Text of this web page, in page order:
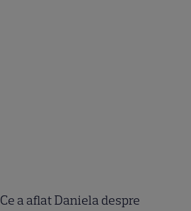
Ce a aflat Daniela despre